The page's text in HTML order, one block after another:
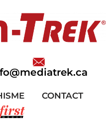
CONTACT